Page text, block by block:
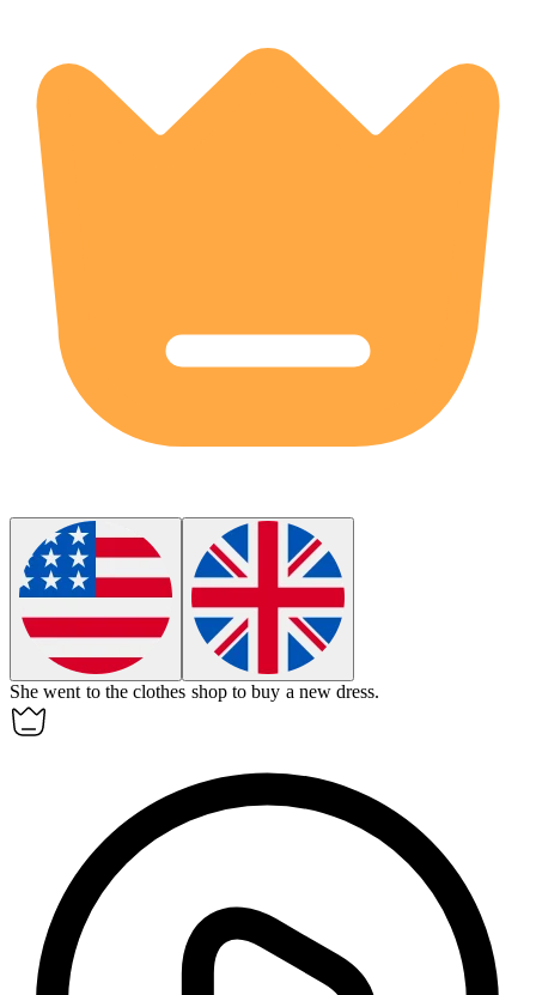
She went to theclothes shop to buy a new dress.